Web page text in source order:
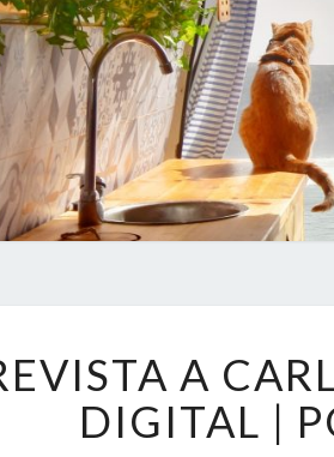
A
UN
A
DIGITAL |